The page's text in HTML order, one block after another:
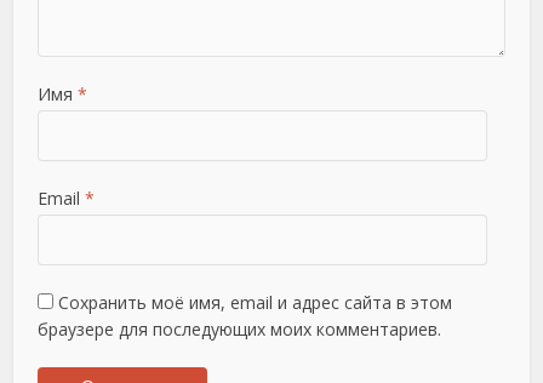
Имя *
Email *
Сохранить моё имя, email и адрес сайта в этом
браузере для последующих моих комментариев.